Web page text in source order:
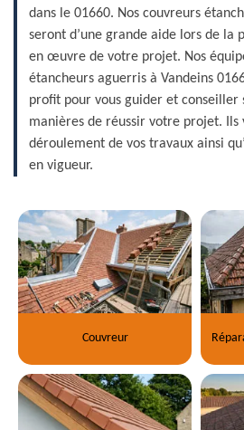
dans le 01660. Nos couvreurs
seront d’une grande aide lors de la
en œuvre de votre projet. Nos
étancheurs aguerris à Vandeins
profit pour vous guider et conseiller
manières de réussir votre projet. Ils
déroulement de vos travaux ainsi
en vigueur.
Couvreur